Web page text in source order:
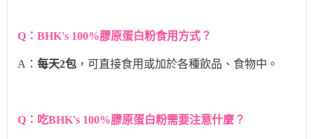
Q：BHK's 100%膠原蛋白粉食用方式？
A： 每天2包 ，可直接食用或加於各種飲品、食物中。
Q：吃BHK's 100%膠原蛋白粉需要注意什麼？